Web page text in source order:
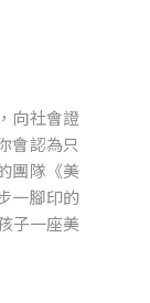
向社會證
會認為只
團隊《美
一腳印的
子一座美